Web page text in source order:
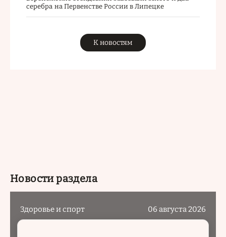
серебра на Первенстве России в Липецке
К новостям
Новости раздела
Здоровье и спорт 06 августа 2026